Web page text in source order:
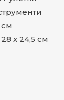
см
х 24,5 см